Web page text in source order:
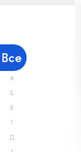
Все
А
Б
В
Г
Д